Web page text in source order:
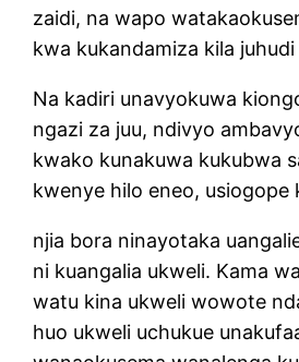
zaidi, na wapo
kwa kukandamiza kila
Na kadiri unavyokuwa
ngazi za juu, ndivyo
kwako kunakuwa kukubwa
kwenye hilo eneo, usiogope
njia bora ninayotaka
ni kuangalia ukweli. Kama
watu kina ukweli wowote
huo ukweli uchukue